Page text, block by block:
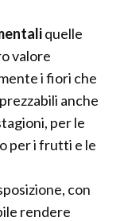
quelle
valore
i fiori che
anche
per le
per i frutti e le
con
rendere